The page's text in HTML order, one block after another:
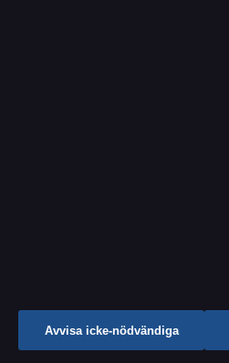
Avvisa icke-nödvändiga